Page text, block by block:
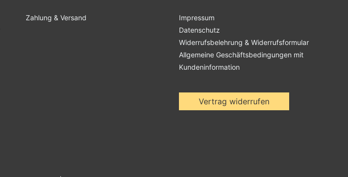
Zahlung & Versand
Impressum
Datenschutz
Widerrufsbelehrung & Widerrufsformular
Allgemeine Geschäftsbedingungen mit
Kundeninformation
Vertrag widerrufen